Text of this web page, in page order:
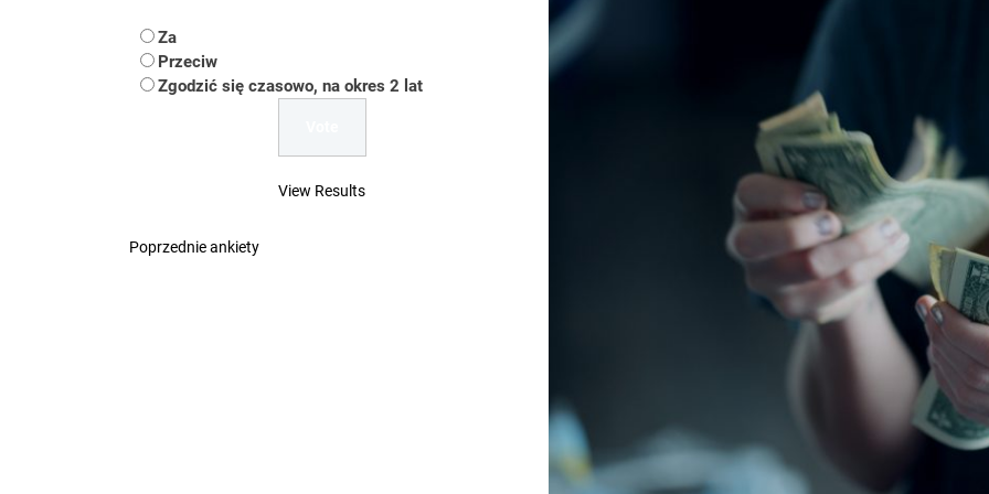
Dość komentowania kolejnych afer w ochronie zdrowia — czas zacząć mówić o
Za
Przeciw
Zgodzić się czasowo, na okres 2 lat
View Results
Poprzednie ankiety